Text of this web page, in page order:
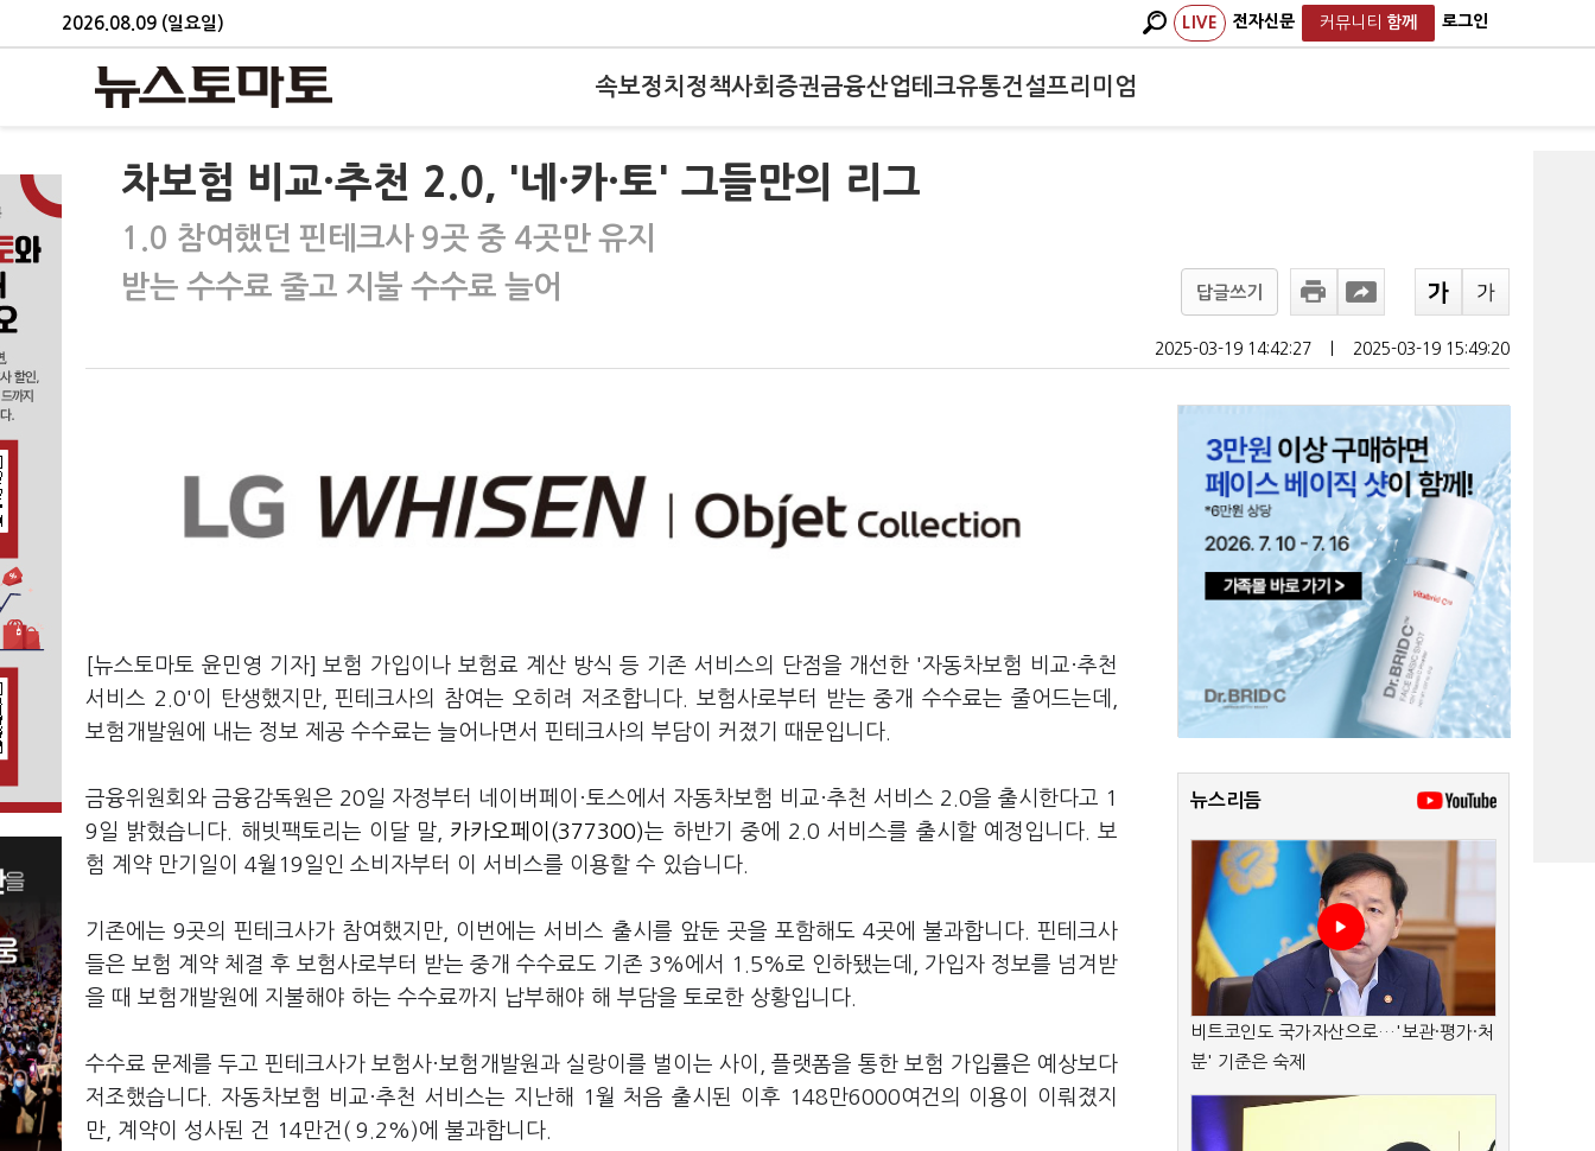
2026.08.09 (일요일) LIVE 전자신문 커뮤니티 함께 로그인
속보정치 정책사회 증권금융산업테크유통건설프리미엄
차보험 비교·추천 2.0, '네·카·토' 그들만의 리그
1.0 참여했던 핀테크사 9곳 중 4곳만 유지
받는 수수료 줄고 지불 수수료 늘어
답글쓰기
2025-03-19 14:42:27 2025-03-19 15:49:20
[뉴스토마토 윤민영 기자] 보험 가입이나 보험료 계산 방식 등 기존 서비스의 단점을 개선한 '자동차보험 비교·추천
서비스 2.0'이 탄생했지만, 핀테크사의 참여는 오히려 저조합니다. 보험사로부터 받는 중개 수수료는 줄어드는데,
보험개발원에 내는 정보 제공 수수료는 늘어나면서 핀테크사의 부담이 커졌기 때문입니다.
금융위원회와 금융감독원은 20일 자정부터 네이버페이·토스에서 자동차보험 비교·추천 서비스 2.0을 출시한다고 1
9일 밝혔습니다. 해빗팩토리는 이달 말, 카카오페이(377300)는 하반기 중에 2.0 서비스를 출시할 예정입니다. 보
험 계약 만기일이 4월19일인 소비자부터 이 서비스를 이용할 수 있습니다.
기존에는 9곳의 핀테크사가 참여했지만, 이번에는 서비스 출시를 앞둔 곳을 포함해도 4곳에 불과합니다. 핀테크사
들은 보험 계약 체결 후 보험사로부터 받는 중개 수수료도 기존 3%에서 1.5%로 인하됐는데, 가입자 정보를 넘겨받
을 때 보험개발원에 지불해야 하는 수수료까지 납부해야 해 부담을 토로한 상황입니다.
수수료 문제를 두고 핀테크사가 보험사·보험개발원과 실랑이를 벌이는 사이, 플랫폼을 통한 보험 가입률은 예상보다
저조했습니다. 자동차보험 비교·추천 서비스는 지난해 1월 처음 출시된 이후 148만6000여건의 이용이 이뤄졌지
만, 계약이 성사된 건 14만건( 9.2%)에 불과합니다.
뉴스리듬
비트코인도 국가자산으로…'보관·평가·처
분' 기준은 숙제